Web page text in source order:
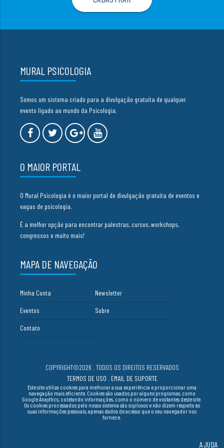
MURAL PSICOLOGIA
Somos um sistema criado para a divulgação gratuita de qualquer
evento ligado ao mundo da Psicologia.
O MAIOR PORTAL
O Mural Psicologia é o maior portal de divulgação gratuita de eventos e
vagas de psicologia.
É a melhor opção para encontrar palestras, cursos, workshops,
congressos e muito mais!
MAPA DE NAVEGAÇÃO
Minha Conta Newsletter
Eventos Sobre
Contato
COPYRIGHT©2026 . TODOS OS DIREITOS RESERVADOS
TERMOS DE USO . EMAIL DE SUPORTE
Este site utiliza cookies para melhorar a sua experiência e proporcionar uma
navegação mais eficiente. Cookies são usados por alguns programas, como
Google Anayltics, coletando informações, como o número de visitantes deste site.
Os cookies processados pelo nosso sistema são sigilosos e não dizem respeito às
suas informações pessoais, apenas dados de acesso que o seu navegador nos
fornece.
AJUDA